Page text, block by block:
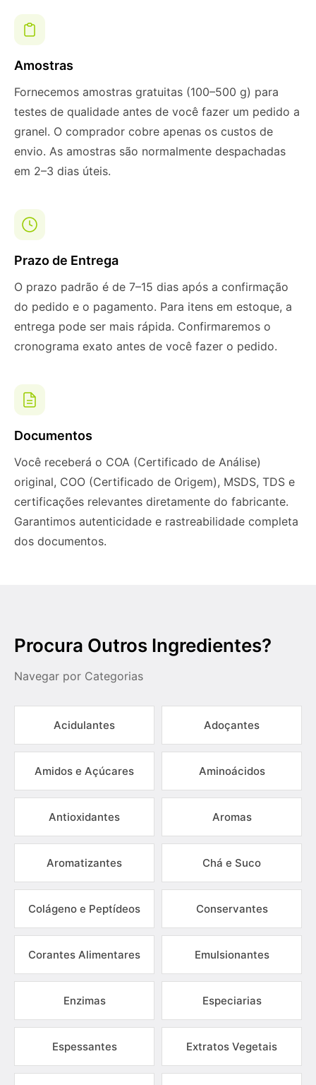
Amostras
Fornecemos amostras gratuitas (100–500 g) para
testes de qualidade antes de você fazer um pedido a
granel. O comprador cobre apenas os custos de
envio. As amostras são normalmente despachadas
em 2–3 dias úteis.
Prazo de Entrega
O prazo padrão é de 7–15 dias após a confirmação
do pedido e o pagamento. Para itens em estoque, a
entrega pode ser mais rápida. Confirmaremos o
cronograma exato antes de você fazer o pedido.
Documentos
Você receberá o COA (Certificado de Análise)
original, COO (Certificado de Origem), MSDS, TDS e
certificações relevantes diretamente do fabricante.
Garantimos autenticidade e rastreabilidade completa
dos documentos.
Procura Outros Ingredientes?
Navegar por Categorias
Acidulantes Adoçantes
Amidos e Açúcares Aminoácidos
Antioxidantes Aromas
Aromatizantes Chá e Suco
Colágeno e Peptídeos Conservantes
Corantes Alimentares Emulsionantes
Enzimas Especiarias
Espessantes Extratos Vegetais